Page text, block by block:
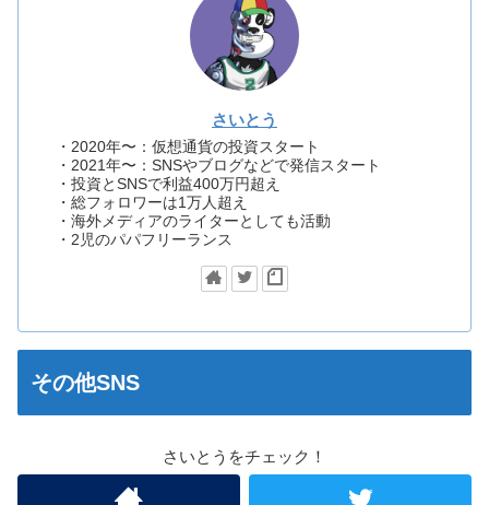
さいとう
・2020年〜：仮想通貨の投資スタート
・2021年〜：SNSやブログなどで発信スタート
・投資とSNSで利益400万円超え
・総フォロワーは1万人超え
・海外メディアのライターとしても活動
・2児のパパフリーランス
その他SNS
さいとうをチェック！